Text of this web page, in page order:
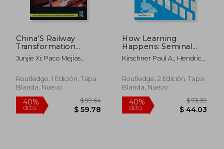
45%
dcto.
40%
dcto.
China’S Railway
Transformation
(Routledge Research
in Planning and
Inglés)
Junjie Xi; Paco Mejias
Routledge, 1 Edición, Tapa
Blanda, Nuevo
How Learning
Happens: Seminal
Works in Educational
Psychology and What
(en Inglés)
Kirschner Paul A.; Hendrick
Routledge, 2 Edición, Tapa
Blanda, Nuevo